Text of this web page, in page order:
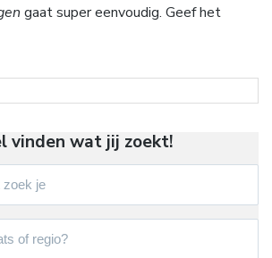
gaat super eenvoudig. Geef het
vinden wat jij zoekt!